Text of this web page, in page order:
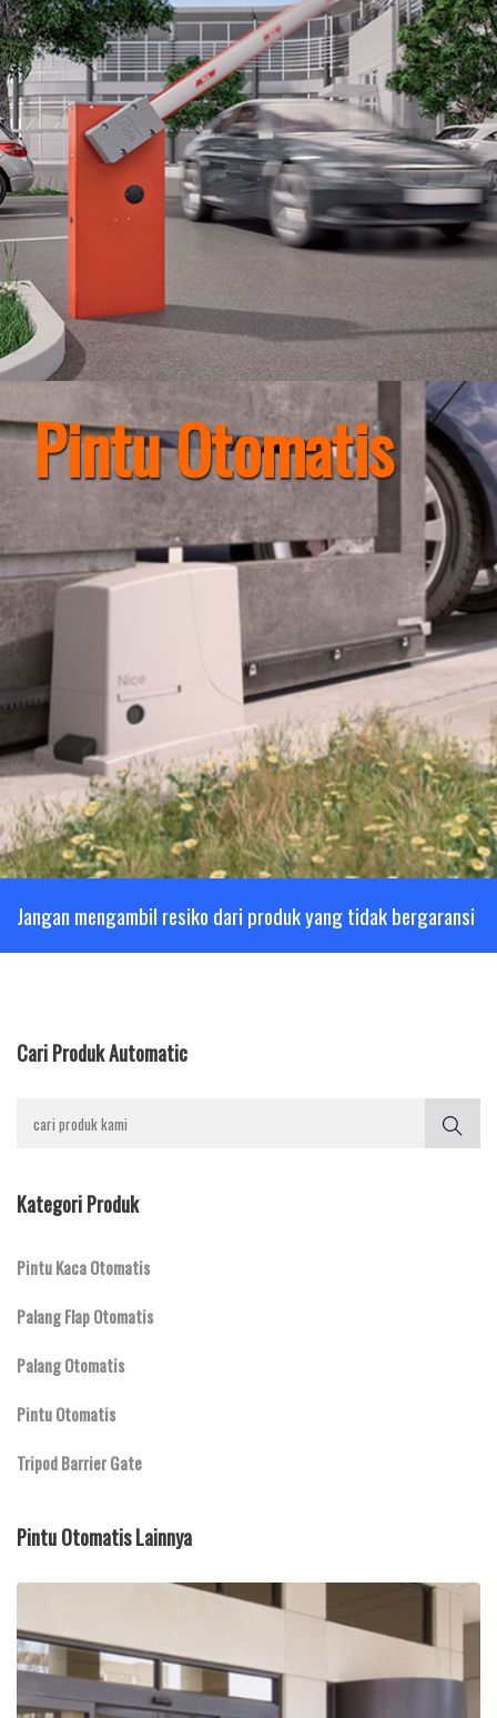
Pintu Otomatis
Jangan mengambil resiko dari produk yang tidak bergaransi
Cari Produk Automatic
Kategori Produk
Pintu Kaca Otomatis
Palang Flap Otomatis
Palang Otomatis
Pintu Otomatis
Tripod Barrier Gate
Pintu Otomatis Lainnya